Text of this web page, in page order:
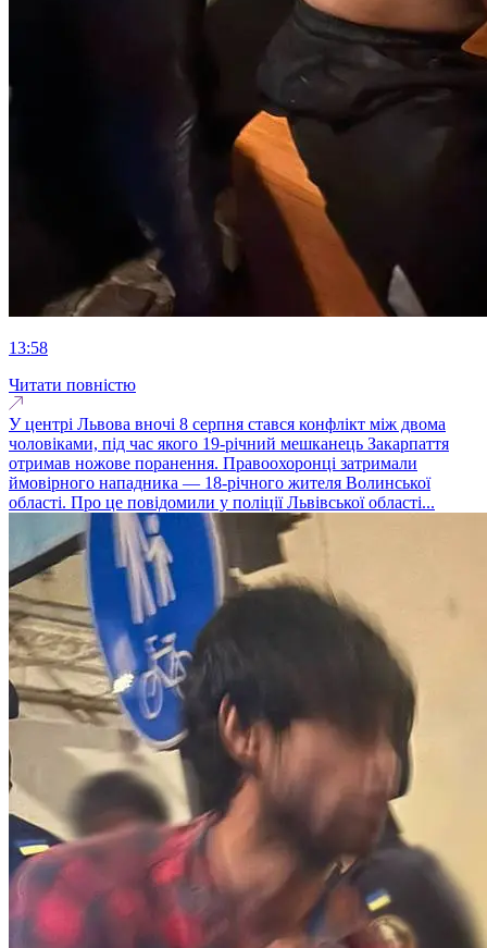
13:58
Читати повністю
У центрі Львова вночі 8 серпня стався конфлікт між двома
чоловіками, під час якого 19-річний мешканець Закарпаття
отримав ножове поранення. Правоохоронці затримали
ймовірного нападника — 18-річного жителя Волинської
області. Про це повідомили у поліції Львівської області...